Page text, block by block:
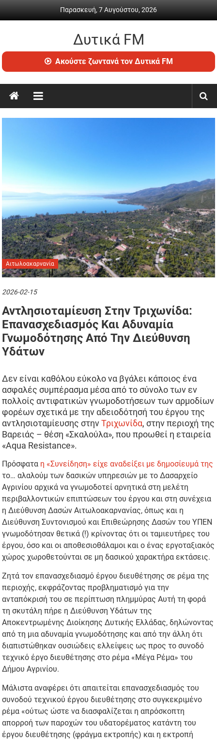
Παρασκευή, 7 Αυγούστου, 2026
Δυτικά FM
Ραδιόφωνο
•
ενημέρωση
Ακούστε ζωντανά τον Δυτικά FM
Αιτωλοακαρνανία
2026-02-15
Αντλησιοταμίευση Στην Τριχωνίδα:
Επανασχεδιασμός Και Αδυναμία
Γνωμοδότησης Από Την Διεύθυνση
Υδάτων
Δεν είναι καθόλου εύκολο να βγάλει κάποιος ένα
ασφαλές συμπέρασμα μέσα από το σύνολο των εν
πολλοίς αντιφατικών γνωμοδοτήσεων των αρμοδίων
φορέων σχετικά με την αδειοδότησή του έργου της
αντλησιοταμίευσης στηνΤριχωνίδα, στην περιοχή της
Βαρειάς – θέση «Σκαλούλα», που προωθεί η εταιρεία
«Aqua Resistance».
Πρόσφατα η «Συνείδηση» είχε αναδείξει με δημοσίευμά της
το… αλαλούμ των δασικών υπηρεσιών με το Δασαρχείο
Αγρινίου αρχικά να γνωμοδοτεί αρνητικά στη μελέτη
περιβαλλοντικών επιπτώσεων του έργου και στη συνέχεια
η Διεύθυνση Δασών Αιτωλοακαρνανίας, όπως και η
Διεύθυνση Συντονισμού και Επιθεώρησης Δασών του ΥΠΕΝ
γνωμοδότησαν θετικά (!) κρίνοντας ότι οι ταμιευτήρες του
έργου, όσο και οι αποθεσιοθάλαμοι και ο ένας εργοταξιακός
χώρος χωροθετούνται σε μη δασικού χαρακτήρα εκτάσεις.
Ζητά τον επανασχεδιασμό έργου διευθέτησης σε ρέμα της
περιοχής, εκφράζοντας προβληματισμό για την
ανταπόκρισή του σε περίπτωση πλημμύρας Αυτή τη φορά
τη σκυτάλη πήρε η Διεύθυνση Υδάτων της
Αποκεντρωμένης Διοίκησης Δυτικής Ελλάδας, δηλώνοντας
από τη μια αδυναμία γνωμοδότησης και από την άλλη ότι
διαπιστώθηκαν ουσιώδεις ελλείψεις ως προς το συνοδό
τεχνικό έργο διευθέτησης στο ρέμα «Μέγα Ρέμα» του
Δήμου Αγρινίου.
Μάλιστα αναφέρει ότι απαιτείται επανασχεδιασμός του
συνοδού τεχνικού έργου διευθέτησης στο συγκεκριμένο
ρέμα «ούτως ώστε να διασφαλίζεται η απρόσκοπτη
απορροή των παροχών του υδατορέματος κατάντη του
έργου διευθέτησης (φράγμα εκτροπής) και η εκτροπή